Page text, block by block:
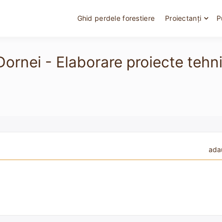
Ghid perdele forestiere Proiectanți
- Elaborare proiecte